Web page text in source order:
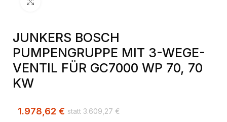
JUNKERS BOSCH
PUMPENGRUPPE MIT 3-WEGE-
VENTIL FÜR GC7000 WP 70, 70
KW
3.609,27 €
1.978,62 €